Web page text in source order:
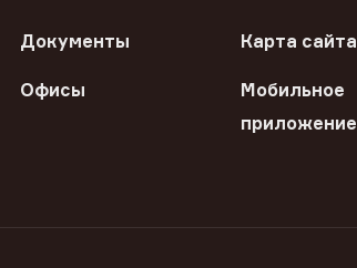
Документы Карта сайта
Офисы
Мобильное
приложение